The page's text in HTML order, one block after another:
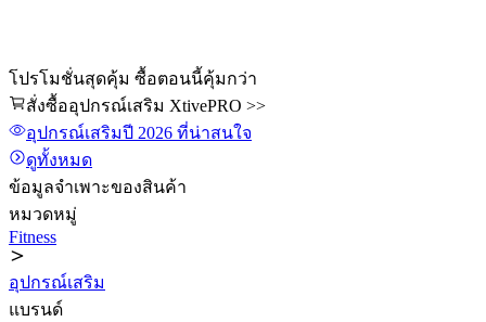
โปรโมชั่นสุดคุ้ม ซื้อตอนนี้คุ้มกว่า
สั่งซื้ออุปกรณ์เสริม XtivePRO >>
อุปกรณ์เสริมปี 2026 ที่น่าสนใจ
ดูทั้งหมด
ข้อมูลจำเพาะของสินค้า
หมวดหมู่
Fitness
อุปกรณ์เสริม
แบรนด์